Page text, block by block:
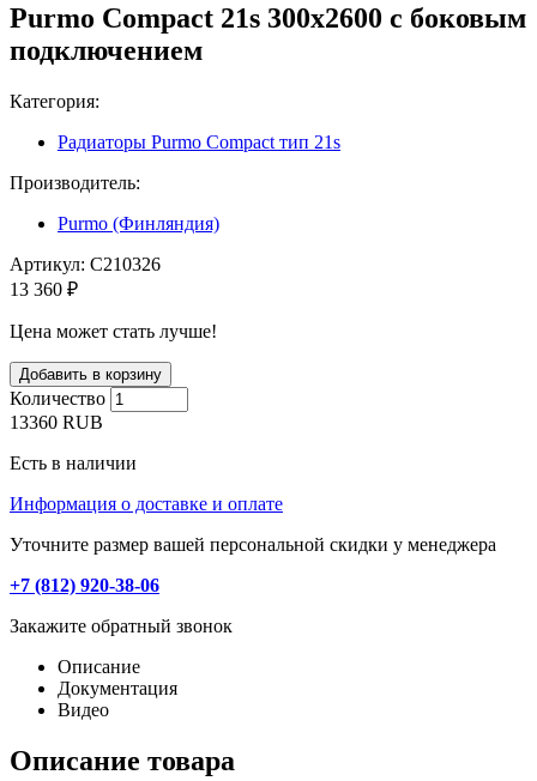
Purmo Compact 21s 300х2600 с боковым
подключением
Категория:
Радиаторы Purmo Compact тип 21s
Производитель:
Purmo (Финляндия)
Артикул: C210326
13 360 ₽
Цена может стать лучше!
Количество
13360 RUB
Есть в наличии
Информация о доставке и оплате
Уточните размер вашей персональной скидки у менеджера
+7 (812) 920-38-06
Закажите обратный звонок
Описание
Документация
Видео
Описание товара